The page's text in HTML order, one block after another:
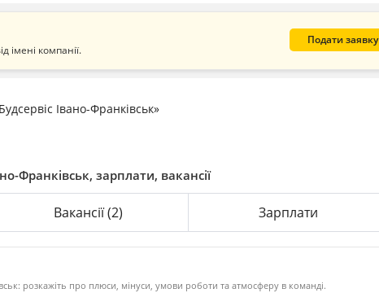
імені компанії.
Подати заявку
Івано-Франківськ»
Франківськ, зарплати, вакансії
Вакансії(2) Зарплати
розкажіть про плюси, мінуси, умови роботи та атмосферу в команді.